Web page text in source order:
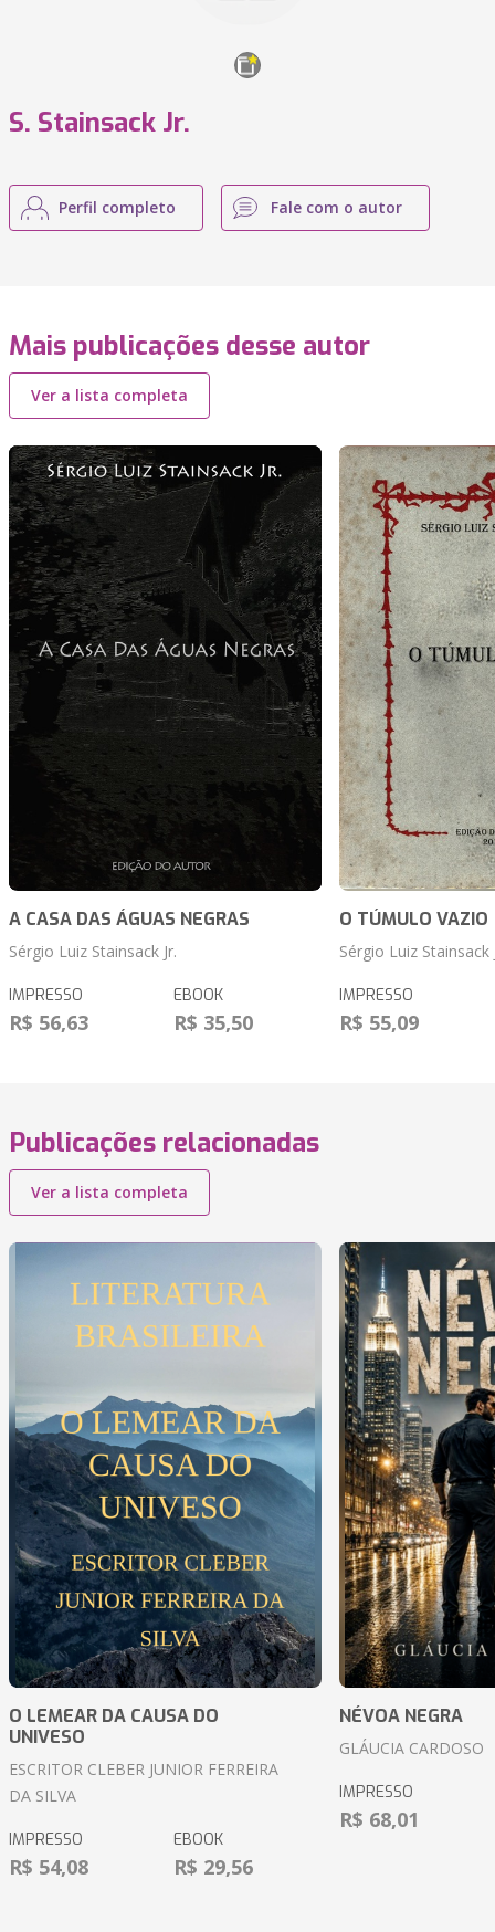
S. Stainsack Jr.
Perfil completo Fale com o autor
Mais publicações desse autor
Ver a lista completa
A CASA DAS ÁGUAS NEGRAS
Sérgio Luiz Stainsack Jr.
IMPRESSO
R$ 56,63
EBOOK
R$ 35,50
O TÚMULO VAZIO
Sérgio Luiz Stainsack
IMPRESSO
R$ 55,09
Publicações relacionadas
Ver a lista completa
O LEMEAR DA CAUSA DO
UNIVESO
ESCRITOR CLEBER JUNIOR FERREIRA
DA SILVA
IMPRESSO
R$ 54,08
EBOOK
R$ 29,56
NÉVOA NEGRA
GLÁUCIA CARDOSO
IMPRESSO
R$ 68,01